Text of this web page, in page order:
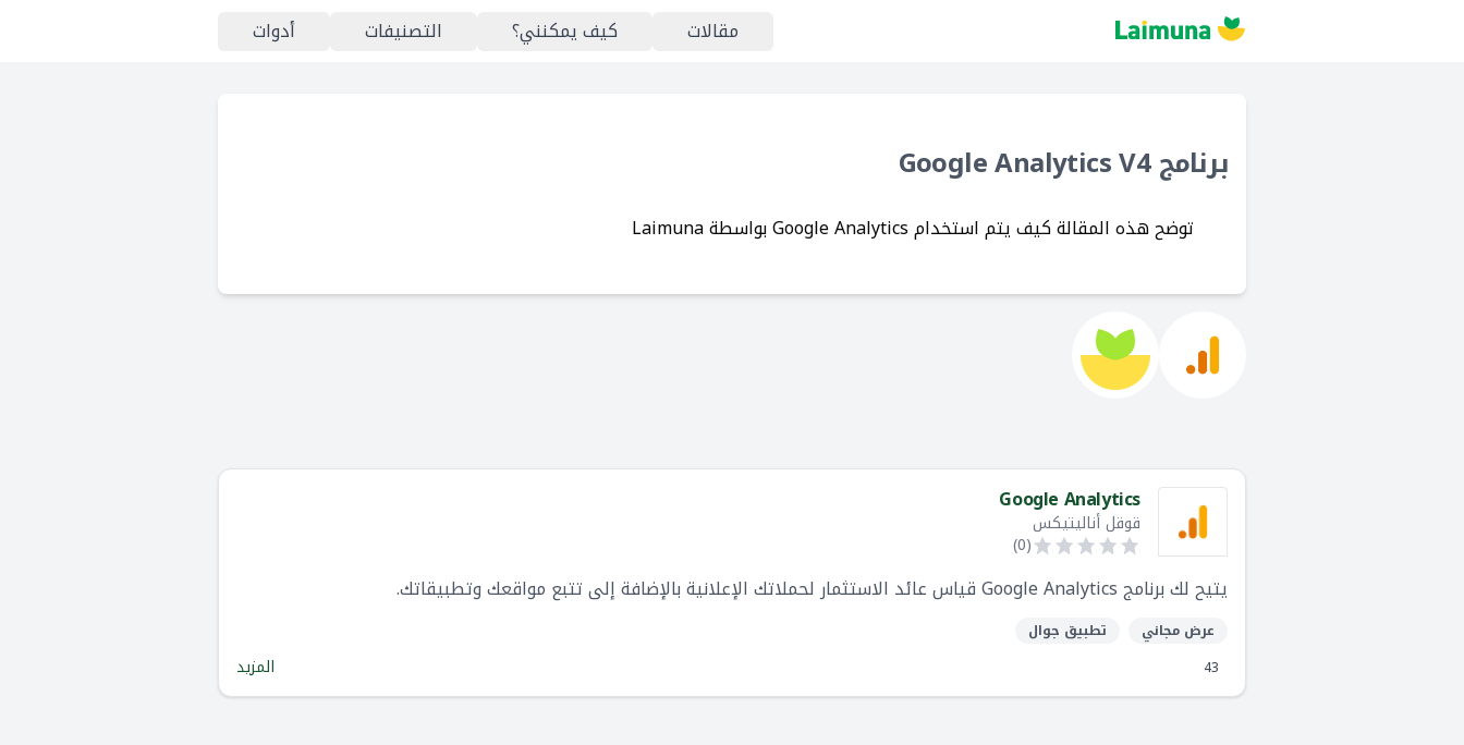
مقالات كيف يمكنني؟ التصنيفات أدوات
برنامج Google Analytics V4
توضح هذه المقالة كيف يتم استخدام Google Analytics بواسطة Laimuna
Google Analytics
قوقل أناليتيكس
(
0
)
يتيح لك برنامج Google Analytics قياس عائد الاستثمار لحملاتك الإعلانية بالإضافة إلى تتبع مواقعك وتطبيقاتك.
عرض مجاني
تطبيق جوال
43
المزيد